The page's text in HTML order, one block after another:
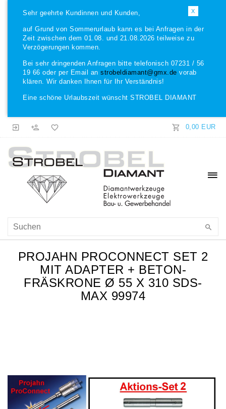
X
Sehr geehrte Kundinnen und Kunden,
auf Grund von Sommerurlaub kann es bei Anfragen in der
Zeit zwischen dem 01.08. und 21.08.2026 teilweise zu
Verzögerungen kommen.
Bei sehr dringenden Anfragen bitte telefonisch 07231 / 56
19 66 oder per Email an strobeldiamant@gmx.de vorab
klären. Wir danken Ihnen für Ihr Verständnis!
Eine schöne Urlaubszeit wünscht STROBEL DIAMANT
0,00 EUR
PROJAHN PROCONNECT SET 2
MIT ADAPTER + BETON-
FRÄSKRONE Ø 55 X 310 SDS-
MAX 99974